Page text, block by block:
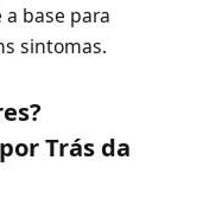
a base para
sintomas.
Trás da